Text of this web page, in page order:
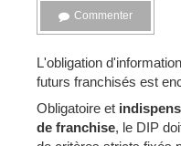
Commenter
L'obligation
futurs franchisés est
Obligatoire et
de franchise, le DIP